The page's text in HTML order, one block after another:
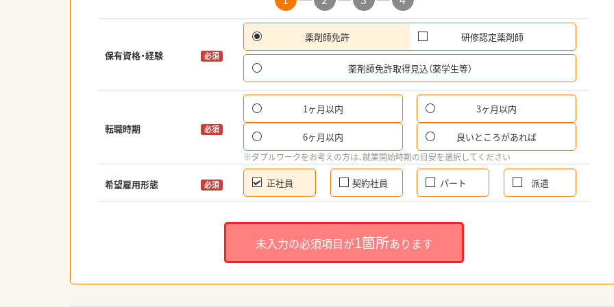
保有資格・経験 必須
薬剤師免許 研修認定薬剤師
薬剤師免許取得見込（薬学生等）
転職時期 必須
1ヶ月以内 3ヶ月以内
6ヶ月以内 良いところがあれば
※ダブルワークをお考えの方は、就業開始時期の目安を選択してください
希望雇用形態 必須 正社員 契約社員 パート 派遣
未入力の必須項目が1箇所あります